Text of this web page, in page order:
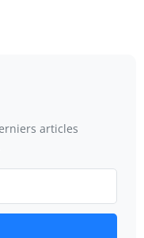
articles